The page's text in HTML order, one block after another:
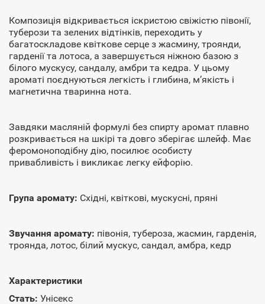
Композиція відкривається іскристою свіжістю півонії,
туберози та зелених відтінків, переходить у
багатоскладове квіткове серце з жасмину, троянди,
гарденії та лотоса, а завершується ніжною базою з
білого мускусу, сандалу, амбри та кедра. У цьому
ароматі поєднуються легкість і глибина, м’якість і
магнетична тваринна нота.
Завдяки масляній формулі без спирту аромат плавно
розкривається на шкірі та довго зберігає шлейф. Має
феромоноподібну дію, посилює особисту
привабливість і викликає легку ейфорію.
Група аромату: Східні, квіткові, мускусні, пряні
Звучання аромату: півонія, тубероза, жасмин, гарденія,
троянда, лотос, білий мускус, сандал, амбра, кедр
Характеристики
Стать: Унісекс